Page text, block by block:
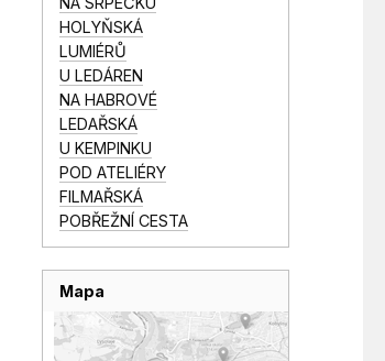
HOLYŇSKÁ
LUMIÉRŮ
U LEDÁREN
NA HABROVÉ
LEDAŘSKÁ
U KEMPINKU
POD ATELIÉRY
FILMAŘSKÁ
POBŘEŽNÍ CESTA
Mapa